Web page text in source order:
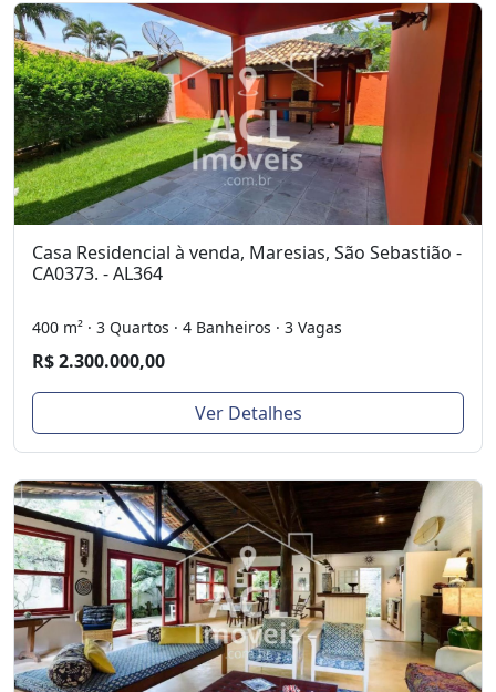
Casa Residencial à venda, Maresias, São Sebastião -
CA0373. - AL364
400 m² · 3 Quartos · 4 Banheiros · 3 Vagas
R$ 2.300.000,00
Ver Detalhes